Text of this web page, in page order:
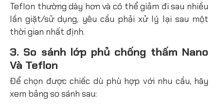
Teflon thường dày hơn và có thể giảm đi sau nhiều
lần giặt/sử dụng, yêu cầu phải xử lý lại sau một
thời gian nhất định.
3. So sánh lớp phủ chống thấm Nano
Và Teflon
Để chọn được chiếc dù phù hợp với nhu cầu, hãy
xem bảng so sánh sau: